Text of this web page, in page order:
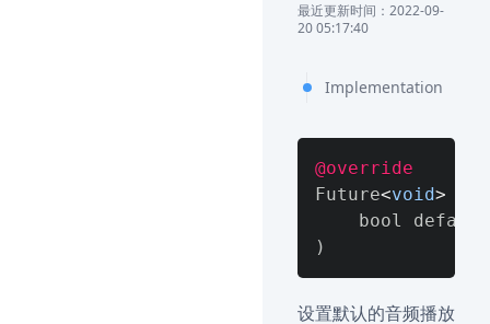
最近更新时间：2022-09-
20 05:17:40
Implementation
@override
Future<void>
)
设置默认的音频播放